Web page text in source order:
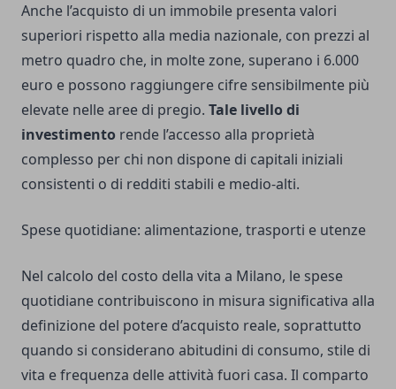
Anche l’acquisto di un immobile presenta valori
superiori rispetto alla media nazionale, con prezzi al
metro quadro che, in molte zone, superano i 6.000
euro e possono raggiungere cifre sensibilmente più
elevate nelle aree di pregio. Tale livello di
investimento rende l’accesso alla proprietà
complesso per chi non dispone di capitali iniziali
consistenti o di redditi stabili e medio-alti.
Spese quotidiane: alimentazione, trasporti e utenze
Nel calcolo del costo della vita a Milano, le spese
quotidiane contribuiscono in misura significativa alla
definizione del potere d’acquisto reale, soprattutto
quando si considerano abitudini di consumo, stile di
vita e frequenza delle attività fuori casa. Il comparto